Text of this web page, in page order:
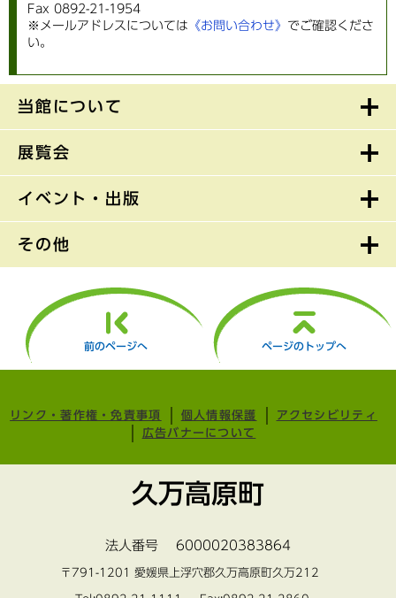
当館について
展覧会
イベント・出版
その他
Fax 0892-21-1954
※メールアドレスについては 《お問い合わせ》 でご確認くださ
い。
前のページへ ページのトップへ
リンク・著作権・免責事項 個人情報保護
アクセシビリティ
広告バナーについて
久万高原町
法人番号 6000020383864
〒791-1201 愛媛県上浮穴郡久万高原町久万212